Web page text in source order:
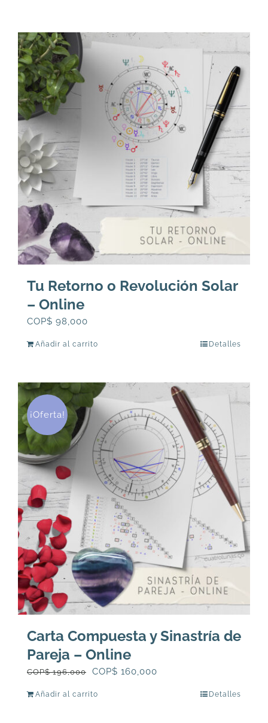
Tu Retorno o Revolución Solar
– Online
COP$ 98,000
Añadir al carrito Detalles
¡Oferta!
Carta Compuesta y Sinastría de
Pareja – Online
COP$196,000
El
COP$ 160,000
Añadir al carrito Detalles